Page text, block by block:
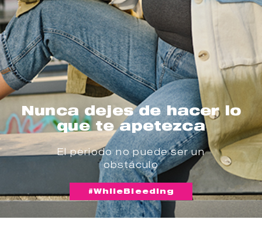
Nunca dejes de hacer lo
que te apetezca
El periodo no puede ser un
obstáculo
#WhileBleeding